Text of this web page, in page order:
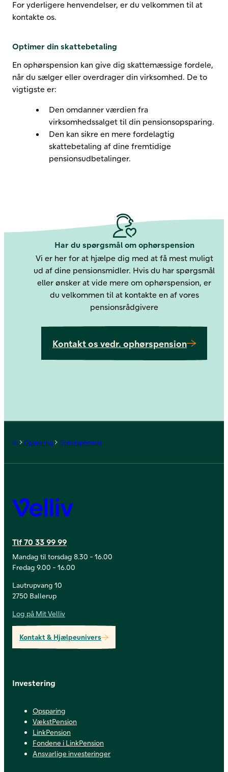
For yderligere henvendelser, er du velkommen til at
kontakte os.
Optimer din skattebetaling
En ophørspension kan give dig skattemæssige fordele,
når du sælger eller overdrager din virksomhed. De to
vigtigste er:
Den omdanner værdien fra
virksomhedssalget til din pensionsopsparing.
Den kan sikre en mere fordelagtig
skattebetaling af dine fremtidige
pensionsudbetalinger.
Har du spørgsmål om ophørspension
Vi er her for at hjælpe dig med at få mest muligt
ud af dine pensionsmidler. Hvis du har spørgsmål
eller ønsker at vide mere om ophørspension, er
du velkommen til at kontakte en af vores
pensionsrådgivere
Kontakt os vedr. ophørspension
Forside
Opsparing Ophørspension
Velliv
Tlf 70 33 99 99
Mandag til torsdag 8.30 - 16.00
Fredag 9.00 - 16.00
Lautrupvang 10
2750 Ballerup
Log på Mit Velliv
Kontakt & Hjælpeunivers
Investering
Opsparing
VækstPension
LinkPension
Fondene i LinkPension
Ansvarlige investeringer